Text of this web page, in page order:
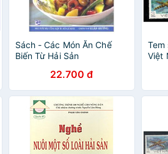
Sách - Các Món Ăn Chế
Biến Từ Hải Sản
22.700 đ
Tem
Việt